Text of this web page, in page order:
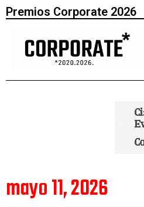
Premios Corporate 2026
mayo 11, 2026